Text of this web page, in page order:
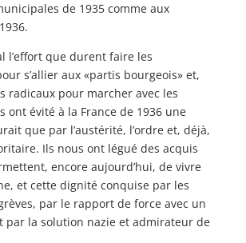
de 1935 comme aux
l’effort que durent faire les
s’allier aux «partis bourgeois» et,
radicaux pour marcher avec les
ont évité à la France de 1936 une
que par l’austérité, l’ordre et, déjà,
Ils nous ont légué des acquis
encore aujourd’hui, de vivre
et cette dignité conquise par les
par le rapport de force avec un
par la solution nazie et admirateur de